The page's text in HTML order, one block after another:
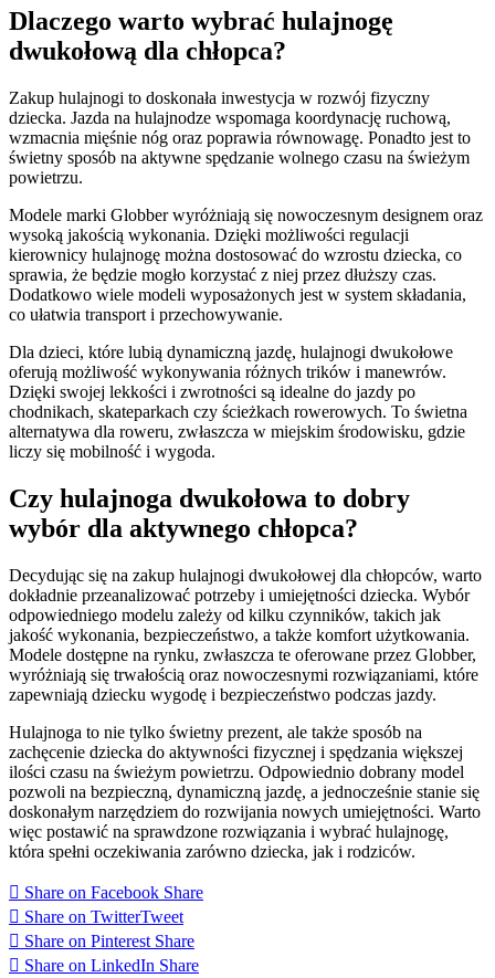
Dlaczego warto wybrać hulajnogę
dwukołową dla chłopca?
Zakup hulajnogi to doskonała inwestycja w rozwój fizyczny
dziecka. Jazda na hulajnodze wspomaga koordynację ruchową,
wzmacnia mięśnie nóg oraz poprawia równowagę. Ponadto jest to
świetny sposób na aktywne spędzanie wolnego czasu na świeżym
powietrzu.
Modele marki Globber wyróżniają się nowoczesnym designem oraz
wysoką jakością wykonania. Dzięki możliwości regulacji
kierownicy hulajnogę można dostosować do wzrostu dziecka, co
sprawia, że będzie mogło korzystać z niej przez dłuższy czas.
Dodatkowo wiele modeli wyposażonych jest w system składania,
co ułatwia transport i przechowywanie.
Dla dzieci, które lubią dynamiczną jazdę, hulajnogi dwukołowe
oferują możliwość wykonywania różnych trików i manewrów.
Dzięki swojej lekkości i zwrotności są idealne do jazdy po
chodnikach, skateparkach czy ścieżkach rowerowych. To świetna
alternatywa dla roweru, zwłaszcza w miejskim środowisku, gdzie
liczy się mobilność i wygoda.
Czy hulajnoga dwukołowa to dobry
wybór dla aktywnego chłopca?
Decydując się na zakup hulajnogi dwukołowej dla chłopców, warto
dokładnie przeanalizować potrzeby i umiejętności dziecka. Wybór
odpowiedniego modelu zależy od kilku czynników, takich jak
jakość wykonania, bezpieczeństwo, a także komfort użytkowania.
Modele dostępne na rynku, zwłaszcza te oferowane przez Globber,
wyróżniają się trwałością oraz nowoczesnymi rozwiązaniami, które
zapewniają dziecku wygodę i bezpieczeństwo podczas jazdy.
Hulajnoga to nie tylko świetny prezent, ale także sposób na
zachęcenie dziecka do aktywności fizycznej i spędzania większej
ilości czasu na świeżym powietrzu. Odpowiednio dobrany model
pozwoli na bezpieczną, dynamiczną jazdę, a jednocześnie stanie się
doskonałym narzędziem do rozwijania nowych umiejętności. Warto
więc postawić na sprawdzone rozwiązania i wybrać hulajnogę,
która spełni oczekiwania zarówno dziecka, jak i rodziców.
Share on Facebook Share
Share on TwitterTweet
Share on Pinterest Share
Share on LinkedIn Share